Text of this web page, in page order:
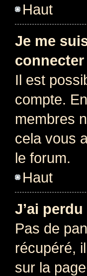
Haut
Je me
connecter
Il est
compte.
membres
cela vous
le forum.
Haut
J’ai
Pas de
récupéré,
sur la